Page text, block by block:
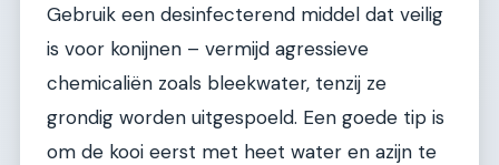
Gebruik een desinfecterend middel dat veilig
is voor konijnen – vermijd agressieve
chemicaliën zoals bleekwater, tenzij ze
grondig worden uitgespoeld. Een goede tip is
om de kooi eerst met heet water en azijn te